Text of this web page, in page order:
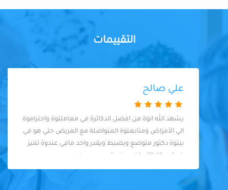
التقييمات
علي صالح
يشهد الله انوة من افضل الدكاترة في معاملتوة واحتراموة
الي الأمراض ومتابعتوة المتواصلة مع المريض حتي هو في
بيتوة دكتور متوضع وبصيط ويقدر واحد مافي عندوة تميز
في احد كل الأمراض عندوة سوي سيه